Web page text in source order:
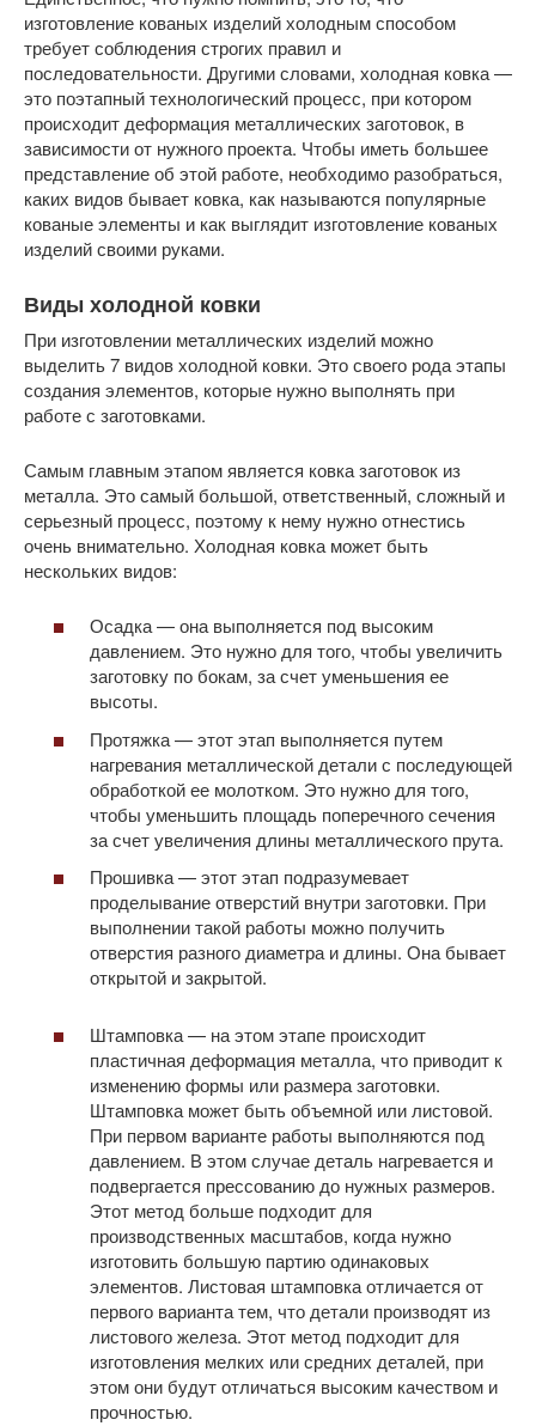
изготовление кованых изделий холодным способом
требует соблюдения строгих правил и
последовательности. Другими словами, холодная ковка —
это поэтапный технологический процесс, при котором
происходит деформация металлических заготовок, в
зависимости от нужного проекта. Чтобы иметь большее
представление об этой работе, необходимо разобраться,
каких видов бывает ковка, как называются популярные
кованые элементы и как выглядит изготовление кованых
изделий своими руками.
Виды холодной ковки
При изготовлении металлических изделий можно
выделить 7 видов холодной ковки. Это своего рода этапы
создания элементов, которые нужно выполнять при
работе с заготовками.
Самым главным этапом является ковка заготовок из
металла. Это самый большой, ответственный, сложный и
серьезный процесс, поэтому к нему нужно отнестись
очень внимательно. Холодная ковка может быть
нескольких видов:
Осадка — она выполняется под высоким
давлением. Это нужно для того, чтобы увеличить
заготовку по бокам, за счет уменьшения ее
высоты.
Протяжка — этот этап выполняется путем
нагревания металлической детали с последующей
обработкой ее молотком. Это нужно для того,
чтобы уменьшить площадь поперечного сечения
за счет увеличения длины металлического прута.
Прошивка — этот этап подразумевает
проделывание отверстий внутри заготовки. При
выполнении такой работы можно получить
отверстия разного диаметра и длины. Она бывает
открытой и закрытой.
Штамповка — на этом этапе происходит
пластичная деформация металла, что приводит к
изменению формы или размера заготовки.
Штамповка может быть объемной или листовой.
При первом варианте работы выполняются под
давлением. В этом случае деталь нагревается и
подвергается прессованию до нужных размеров.
Этот метод больше подходит для
производственных масштабов, когда нужно
изготовить большую партию одинаковых
элементов. Листовая штамповка отличается от
первого варианта тем, что детали производят из
листового железа. Этот метод подходит для
изготовления мелких или средних деталей, при
этом они будут отличаться высоким качеством и
прочностью.